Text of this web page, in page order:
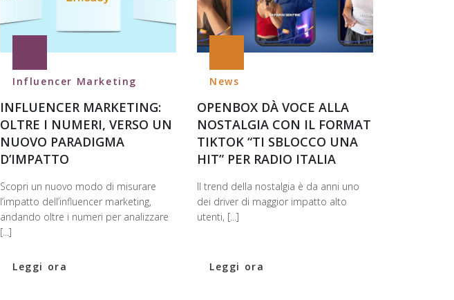
Influencer Marketing
INFLUENCER MARKETING:
OLTRE I NUMERI, VERSO UN
NUOVO PARADIGMA
D’IMPATTO
Scopri un nuovo modo di misurare
l’impatto dell’influencer marketing,
andando oltre i numeri per analizzare
[...]
Leggi ora
News
OPENBOX DÀ VOCE ALLA
NOSTALGIA CON IL FORMAT
TIKTOK “TI SBLOCCO UNA
HIT” PER RADIO ITALIA
Il trend della nostalgia è da anni uno
dei driver di maggior impatto alto
utenti, [...]
Leggi ora